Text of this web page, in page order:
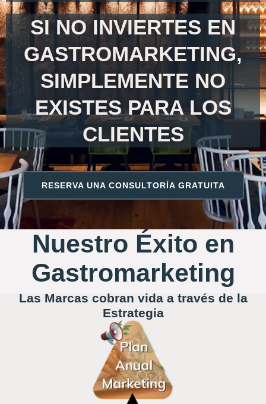
SI NO INVIERTES EN
GASTROMARKETING,
SIMPLEMENTE NO
EXISTES PARA LOS
CLIENTES
RESERVA UNA CONSULTORÍA GRATUITA
Nuestro Éxito en
Gastromarketing
Las Marcas cobran vida a través de la
Estrategia